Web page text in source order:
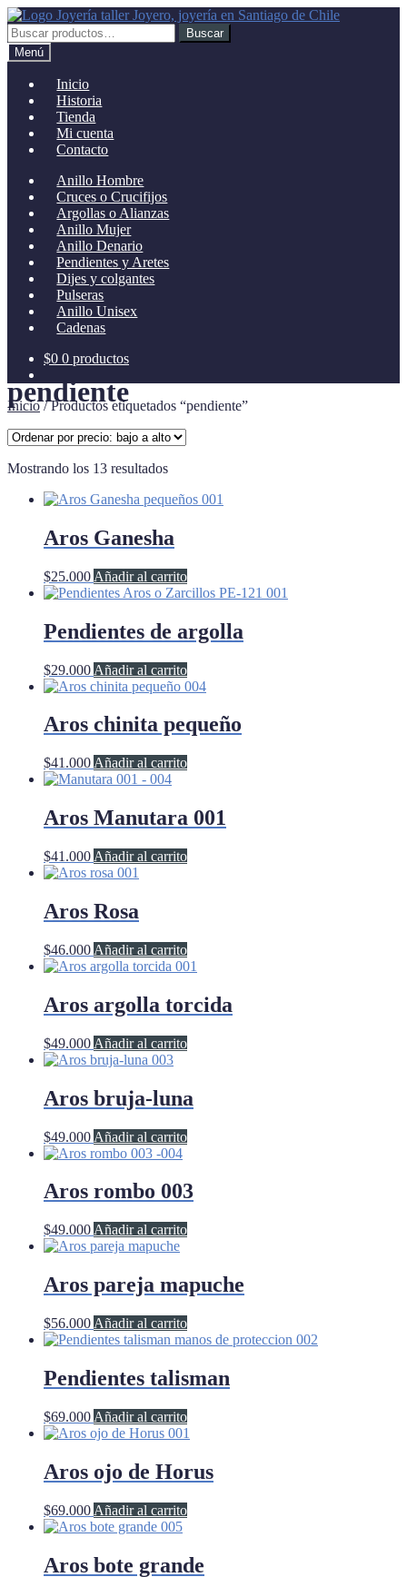
Ir
a
la
navegación
Ir
al
contenido
Buscar
por:
Buscar
Menú
Inicio
Historia
Tienda
Mi cuenta
Contacto
Anillo Hombre
Cruces o Crucifijos
Argollas o Alianzas
Anillo Mujer
Anillo Denario
Pendientes y Aretes
Dijes y colgantes
Pulseras
Anillo Unisex
Cadenas
$0 0 productos
Inicio/Productos etiquetados “pendiente”
pendiente
Mostrando los 13 resultadosOrdenado
precio:
a
alto
Aros Ganesha
$25.000 Añadir al carrito
Pendientes de argolla
$29.000 Añadir al carrito
Aros chinita pequeño
$41.000 Añadir al carrito
Aros Manutara 001
$41.000 Añadir al carrito
Aros Rosa
$46.000 Añadir al carrito
Aros argolla torcida
$49.000 Añadir al carrito
Aros bruja-luna
$49.000 Añadir al carrito
Aros rombo 003
$49.000 Añadir al carrito
Aros pareja mapuche
$56.000 Añadir al carrito
Pendientes talisman
$69.000 Añadir al carrito
Aros ojo de Horus
$69.000 Añadir al carrito
Aros bote grande